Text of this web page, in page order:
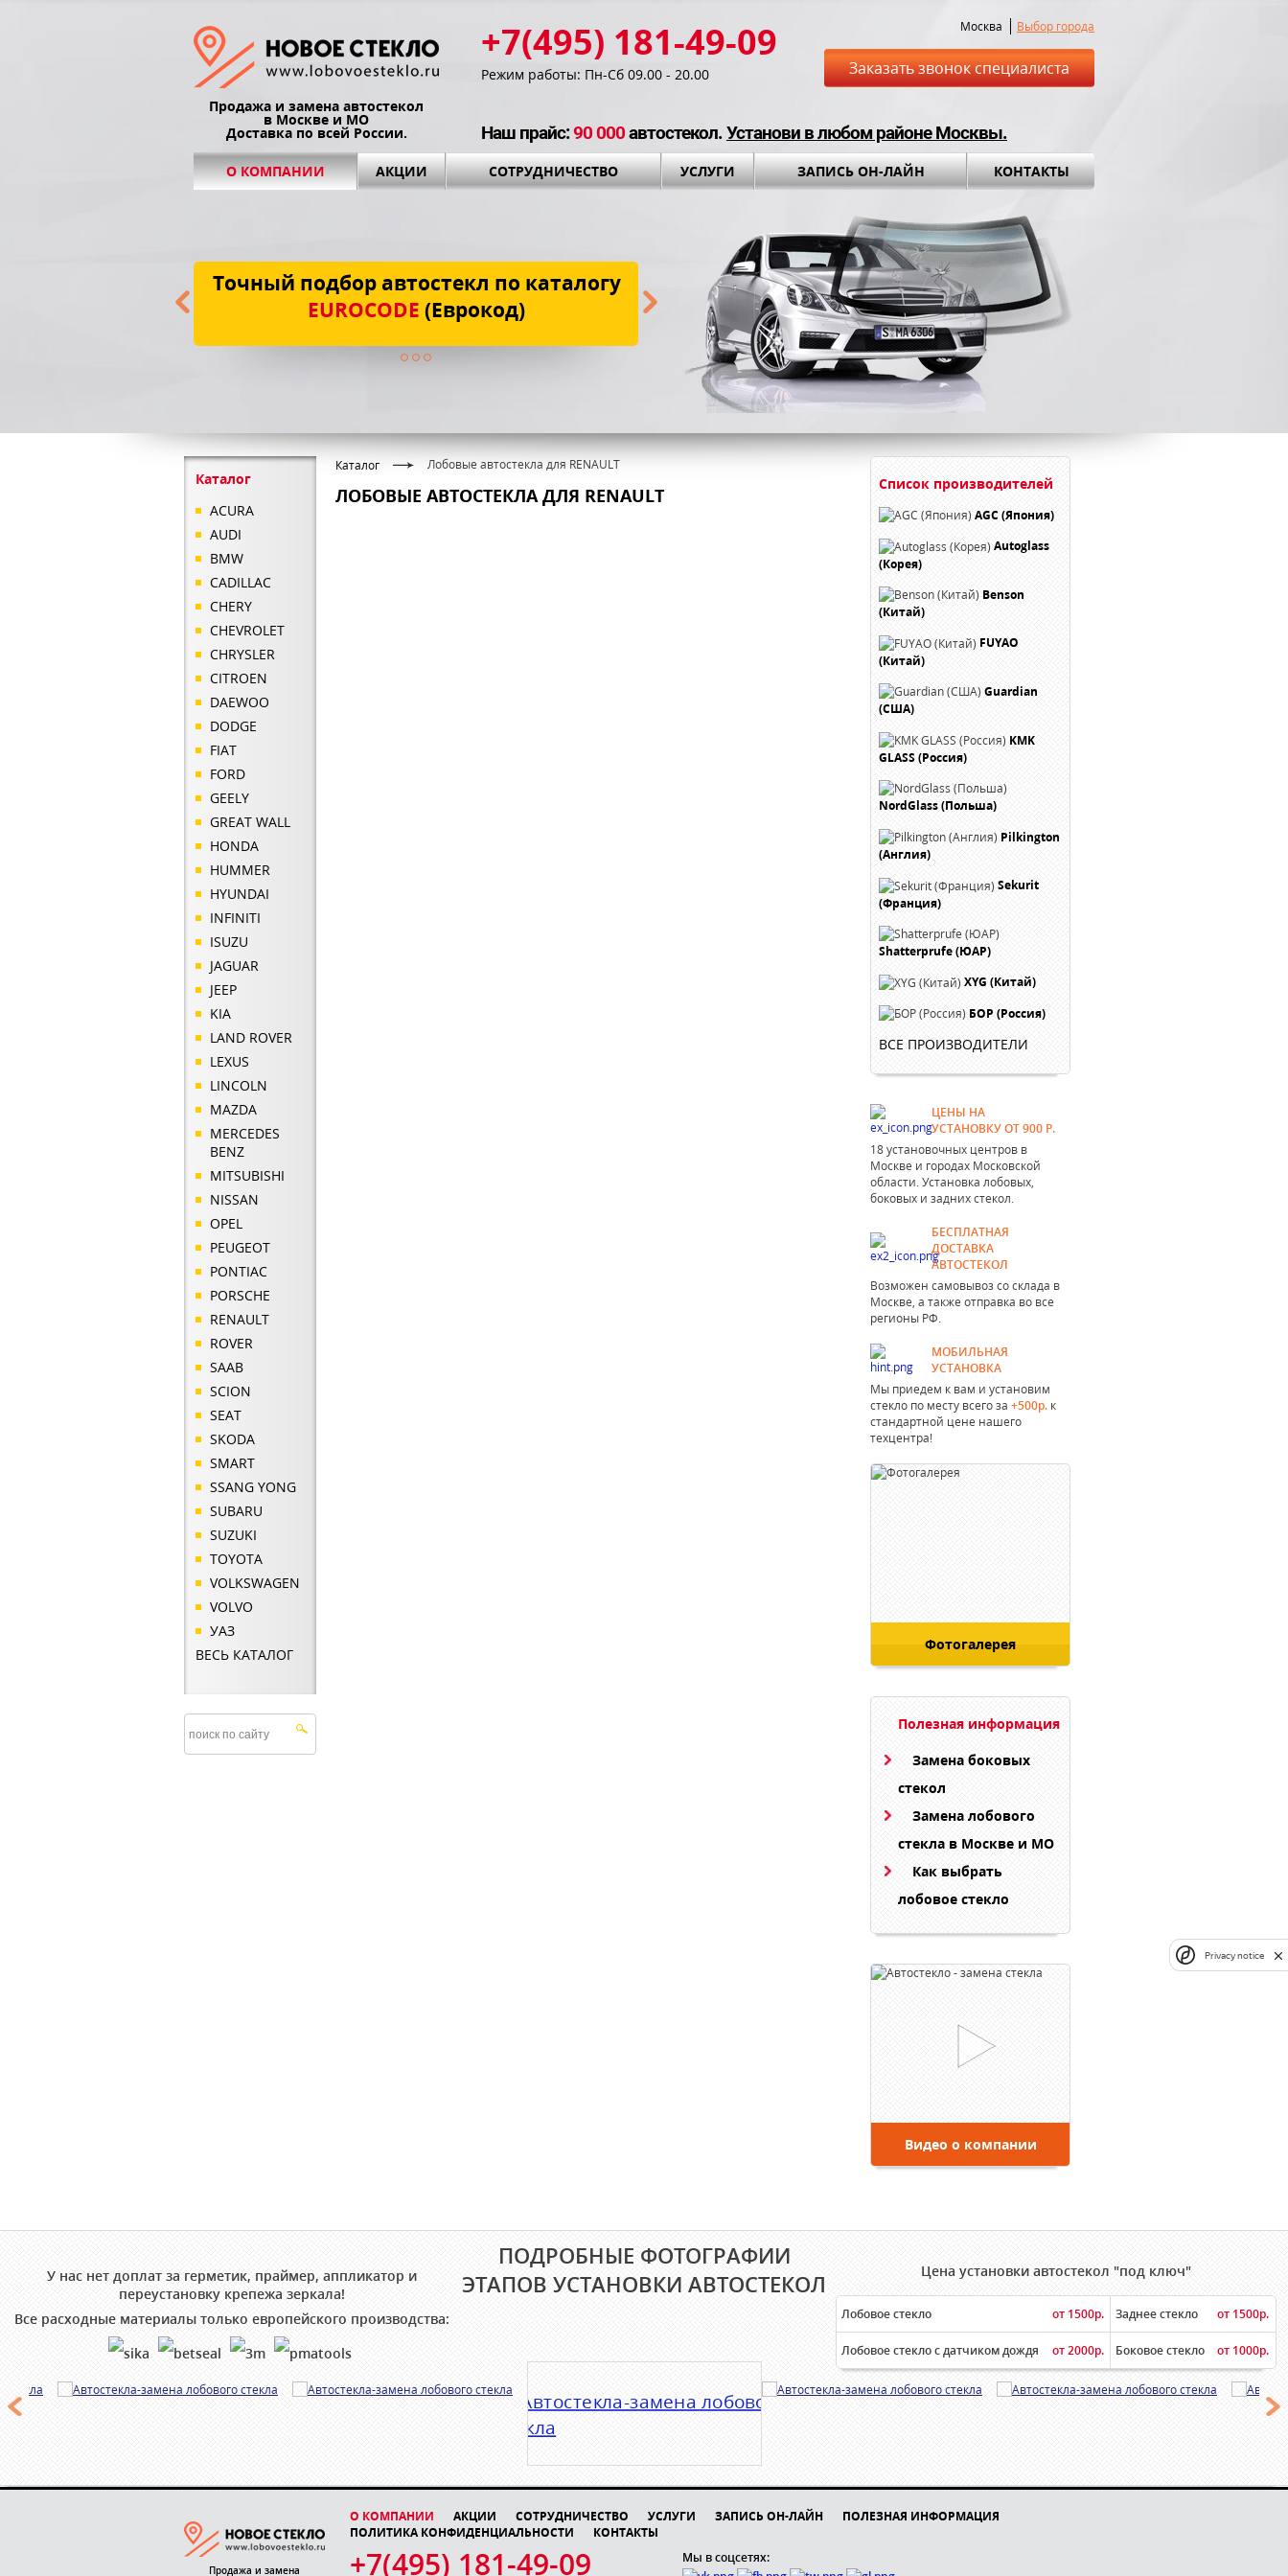
Продажа и замена автостекол
в Москве и МО
Доставка по всей России.
+7(495) 181-49-09
Режим работы: Пн-Сб 09.00 - 20.00
Москва Выбор города
Заказать звонок специалиста
Наш прайс:90 000автостекол.Установи в любом районе Москвы.
О КОМПАНИИ АКЦИИ СОТРУДНИЧЕСТВО УСЛУГИ ЗАПИСЬ ОН-ЛАЙН КОНТАКТЫ
Точный подбор автостекл по каталогу
EUROCODE (Еврокод)
Бесплатная доставка до места
установки и установочный комплект вПОДАРОК!
Каталог
ACURA
AUDI
BMW
CADILLAC
CHERY
CHEVROLET
CHRYSLER
CITROEN
DAEWOO
DODGE
FIAT
FORD
GEELY
GREAT WALL
HONDA
HUMMER
HYUNDAI
INFINITI
ISUZU
JAGUAR
JEEP
KIA
LAND ROVER
LEXUS
LINCOLN
MAZDA
MERCEDES
BENZ
MITSUBISHI
NISSAN
OPEL
PEUGEOT
PONTIAC
PORSCHE
RENAULT
ROVER
SAAB
SCION
SEAT
SKODA
SMART
SSANG YONG
SUBARU
SUZUKI
TOYOTA
VOLKSWAGEN
VOLVO
УАЗ
ВЕСЬ КАТАЛОГ
Каталог Лобовые автостекла для RENAULT
ЛОБОВЫЕ АВТОСТЕКЛА ДЛЯ RENAULT
Список производителей
AGC (Япония)
Autoglass
(Корея)
Benson
(Китай)
FUYAO
(Китай)
Guardian
(США)
KMK
GLASS (Россия)
NordGlass (Польша)
Pilkington
(Англия)
Sekurit
(Франция)
Shatterprufe (ЮАР)
XYG (Китай)
БОР (Россия)
ВСЕ ПРОИЗВОДИТЕЛИ
ЦЕНЫ НА
УСТАНОВКУ ОТ 900 Р.
18 установочных центров в
Москве и городах Московской
области. Установка лобовых,
боковых и задних стекол.
БЕСПЛАТНАЯ
ДОСТАВКА
АВТОСТЕКОЛ
Возможен самовывоз со склада в
Москве, а также отправка во все
регионы РФ.
МОБИЛЬНАЯ
УСТАНОВКА
Мы приедем к вам и установим
стекло по месту всего за +500р. к
стандартной цене нашего
техцентра!
Фотогалерея
Полезная информация
Замена боковых
стекол
Замена лобового
стекла в Москве и МО
Как выбрать
лобовое стекло
Видео о компании
У нас нет доплат за герметик, праймер, аппликатор и
переустановку крепежа зеркала!
Все расходные материалы только европейского производства:
ПОДРОБНЫЕ ФОТОГРАФИИ
ЭТАПОВ УСТАНОВКИ АВТОСТЕКОЛ
Цена установки автостекол "под ключ"
Лобовое стекло от 1500р. Заднее стекло от 1500р.
Лобовое стекло с датчиком дождя от 2000р. Боковое стекло от 1000р.
Продажа и замена
О КОМПАНИИ АКЦИИ СОТРУДНИЧЕСТВО УСЛУГИ ЗАПИСЬ ОН-ЛАЙН
ПОЛЕЗНАЯ ИНФОРМАЦИЯ
ПОЛИТИКА КОНФИДЕНЦИАЛЬНОСТИ
КОНТАКТЫ
+7(495) 181-49-09 Мы в соцсетях:
Privacy notice